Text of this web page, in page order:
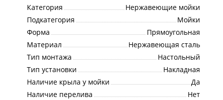
Категория
Нержавеющие мойки
Подкатегория
Мойки
Форма
Прямоугольная
Материал
Нержавеющая сталь
Тип монтажа
Настольный
Тип установки
Накладная
Наличие крыла у мойки
Да
Наличие перелива
Нет